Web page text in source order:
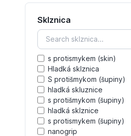
Sklznica
s protismykem (skin)
Hladká sklznica
S protišmykom (šupiny)
hladká skluznice
s protišmykom (šupiny)
hladká sklznice
s protismykem (šupiny)
nanogrip